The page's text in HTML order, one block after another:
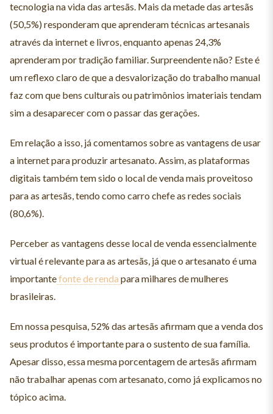
tecnologia na vida das artesãs. Mais da metade das artesãs
(50,5%) responderam que aprenderam técnicas artesanais
através da internet e livros, enquanto apenas 24,3%
aprenderam por tradição familiar. Surpreendente não? Este é
um reflexo claro de que a desvalorização do trabalho manual
faz com que bens culturais ou patrimônios imateriais tendam
sim a desaparecer com o passar das gerações.
Em relação a isso, já comentamos sobre as vantagens de usar
a internet para produzir artesanato. Assim, as plataformas
digitais também tem sido o local de venda mais proveitoso
para as artesãs, tendo como carro chefe as redes sociais
(80,6%).
Perceber as vantagens desse local de venda essencialmente
virtual é relevante para as artesãs, já que o artesanato é uma
importantefonte de renda para milhares de mulheres
brasileiras.
Em nossa pesquisa, 52% das artesãs afirmam que a venda dos
seus produtos é importante para o sustento de sua família.
Apesar disso, essa mesma porcentagem de artesãs afirmam
não trabalhar apenas com artesanato, como já explicamos no
tópico acima.